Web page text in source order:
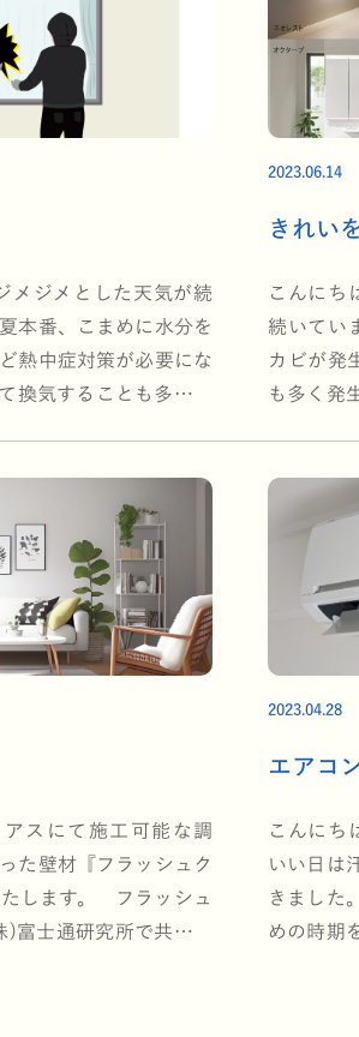
メジメとした天気が続
本番、こまめに水分を
熱中症対策が必要にな
換気することも多くな
2023.06.14
きれい
こんにち
続いてい
カビが発
も多く発
スにて施工可能な調
た壁材『フラッシュク
します。 フラッシュ
富士通研究所で共同開
2023.04.28
エアコ
こんにち
いい日は
きました
めの時期